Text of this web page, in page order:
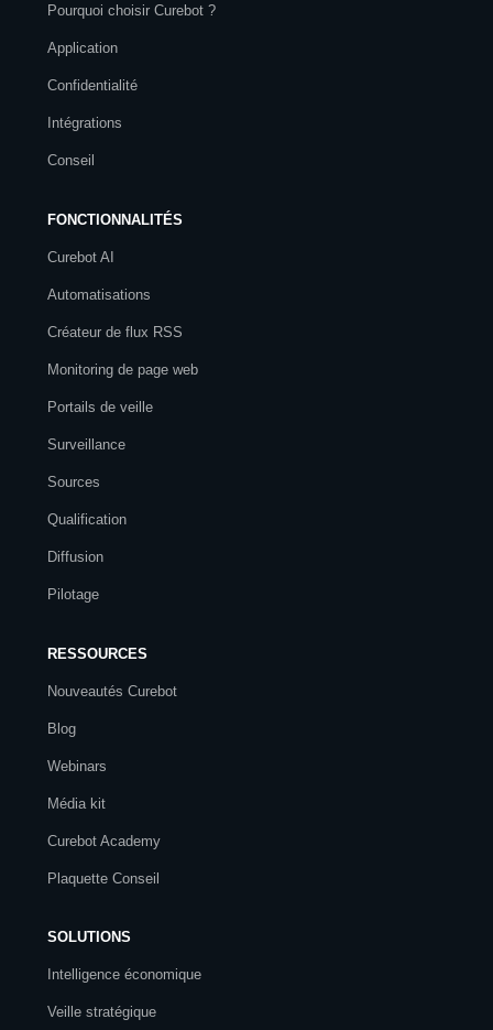
Pourquoi choisir Curebot ?
Application
Confidentialité
Intégrations
Conseil
FONCTIONNALITÉS
Curebot AI
Automatisations
Créateur de flux RSS
Monitoring de page web
Portails de veille
Surveillance
Sources
Qualification
Diffusion
Pilotage
RESSOURCES
Nouveautés Curebot
Blog
Webinars
Média kit
Curebot Academy
Plaquette Conseil
SOLUTIONS
Intelligence économique
Veille stratégique